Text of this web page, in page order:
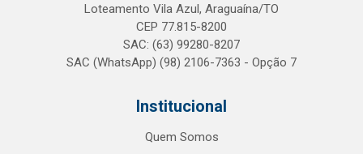
Loteamento Vila Azul, Araguaína/TO
CEP 77.815-8200
SAC: (63) 99280-8207
SAC (WhatsApp) (98) 2106-7363 - Opção 7
Institucional
Quem Somos